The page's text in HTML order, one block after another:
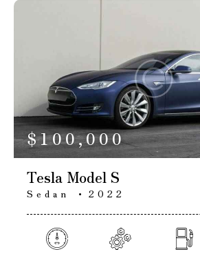
$100,000
Tesla Model S
Sedan 2022